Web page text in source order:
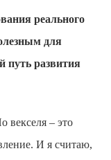
реального
для
путь развития
векселя – это
И я считаю,